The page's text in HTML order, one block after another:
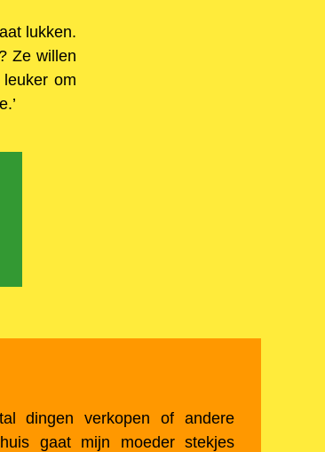
lukken.
Ze willen
om
dingen verkopen of andere
gaat mijn moeder stekjes